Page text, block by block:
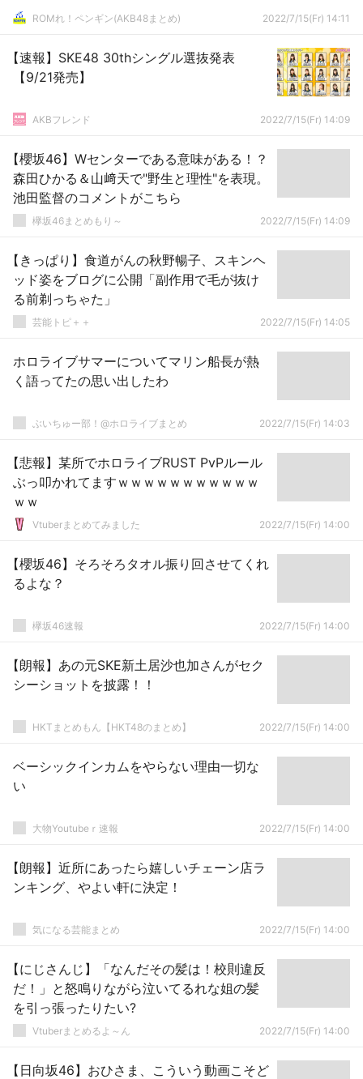
ROMれ！ペンギン(AKB48まとめ) 2022/7/15(Fr) 14:11
【速報】SKE48 30thシングル選抜発表
【9/21発売】
AKBフレンド 2022/7/15(Fr) 14:09
【櫻坂46】Wセンターである意味がある！？
森田ひかる＆山﨑天で"野生と理性"を表現。
池田監督のコメントがこちら
欅坂46まとめもり～ 2022/7/15(Fr) 14:09
【きっぱり】食道がんの秋野暢子、スキンヘ
ッド姿をブログに公開「副作用で毛が抜け
る前剃っちゃた」
芸能トピ＋＋ 2022/7/15(Fr) 14:05
ホロライブサマーについてマリン船長が熱
く語ってたの思い出したわ
ぶいちゅー部！@ホロライブまとめ 2022/7/15(Fr) 14:03
【悲報】某所でホロライブRUST PvPルール
ぶっ叩かれてますｗｗｗｗｗｗｗｗｗｗｗ
ｗｗ
Vtuberまとめてみました 2022/7/15(Fr) 14:00
【櫻坂46】そろそろタオル振り回させてくれ
るよな？
欅坂46速報 2022/7/15(Fr) 14:00
【朗報】あの元SKE新土居沙也加さんがセク
シーショットを披露！！
HKTまとめもん【HKT48のまとめ】 2022/7/15(Fr) 14:00
ベーシックインカムをやらない理由一切な
い
大物Youtubeｒ速報 2022/7/15(Fr) 14:00
【朗報】近所にあったら嬉しいチェーン店ラ
ンキング、やよい軒に決定！
気になる芸能まとめ 2022/7/15(Fr) 14:00
【にじさんじ】「なんだその髪は！校則違反
だ！」と怒鳴りながら泣いてるれな姐の髪
を引っ張ったりたい?
Vtuberまとめるよ～ん 2022/7/15(Fr) 14:00
【日向坂46】おひさま、こういう動画こそど